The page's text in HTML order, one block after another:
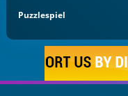
Puzzlespiel